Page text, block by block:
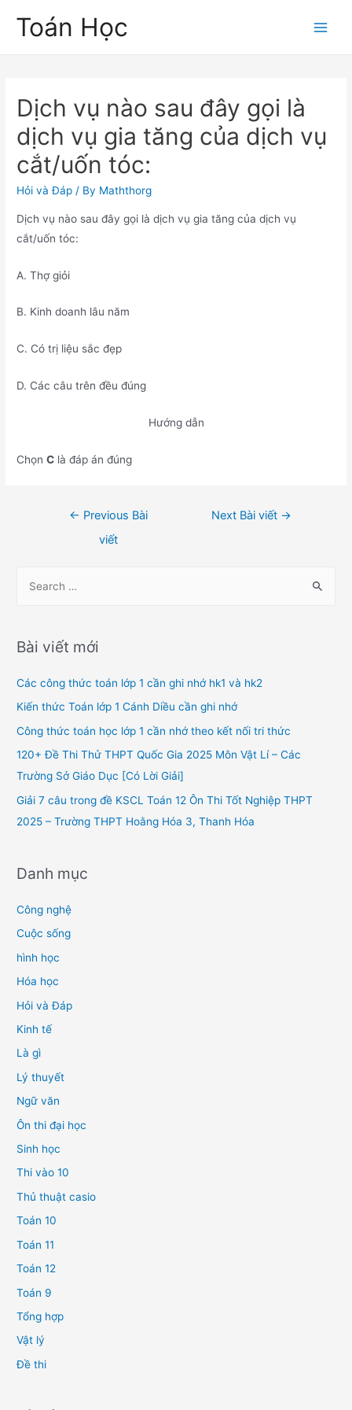
Toán Học
Dịch vụ nào sau đây gọi là
dịch vụ gia tăng của dịch vụ
cắt/uốn tóc:
Hỏi và Đáp / By Maththorg
Dịch vụ nào sau đây gọi là dịch vụ gia tăng của dịch vụ
cắt/uốn tóc:
A. Thợ giỏi
B. Kinh doanh lâu năm
C. Có trị liệu sắc đẹp
D. Các câu trên đều đúng
Hướng dẫn
ChọnC là đáp án đúng
← Previous Bài
viết
Next Bài viết →
r
h
f
o
Bài viết mới
Các công thức toán lớp 1 cần ghi nhớ hk1 và hk2
Kiến thức Toán lớp 1 Cánh Diều cần ghi nhớ
Công thức toán học lớp 1 cần nhớ theo kết nối tri thức
120+ Đề Thi Thử THPT Quốc Gia 2025 Môn Vật Lí – Các
Trường Sở Giáo Dục [Có Lời Giải]
Giải 7 câu trong đề KSCL Toán 12 Ôn Thi Tốt Nghiệp THPT
2025 – Trường THPT Hoằng Hóa 3, Thanh Hóa
Danh mục
Công nghệ
Cuộc sống
hình học
Hóa học
Hỏi và Đáp
Kinh tế
Là gì
Lý thuyết
Ngữ văn
Ôn thi đại học
Sinh học
Thi vào 10
Thủ thuật casio
Toán 10
Toán 11
Toán 12
Toán 9
Tổng hợp
Vật lý
Đề thi